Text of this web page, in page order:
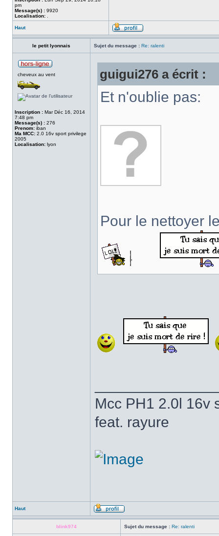
pm
Message(s) : 9920
Localisation:
Haut
le petit lyonnais Sujet du message : Re: ralenti
cheveux au vent
Inscription : Mar Déc 16, 2014
7:48 pm
Message(s) : 276
Prenom: iban
Ma MCC: 2.0 16v sport privilege
2005
Localisation: lyon
guigui276 a écrit :
Et n'oublie pas:
Pour le nettoyer
Mcc PH1 2.0l 16v
feat. rayure
Haut
blink974 Sujet du message : Re: ralenti